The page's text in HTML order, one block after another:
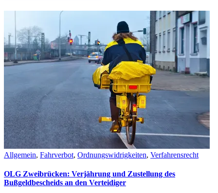
Allgemein, Fahrverbot, Ordnungswidrigkeiten, Verfahrensrecht
OLG Zweibrücken: Verjährung und Zustellung des
Bußgeldbescheids an den Verteidiger